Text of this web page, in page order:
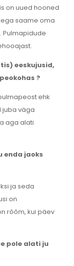
on uued hooned
saame oma
Pulmapidude
eeskujusid,
?
ehk
juba väga
aga alati
enda jaoks
ja seda
on
rõõm, kui päev
pole alati ju